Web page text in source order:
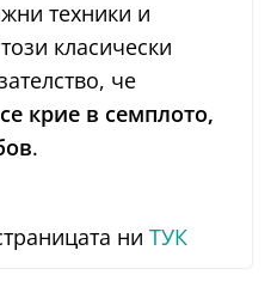
техники и
класически
че
крие в семплото,
.
ни ТУК